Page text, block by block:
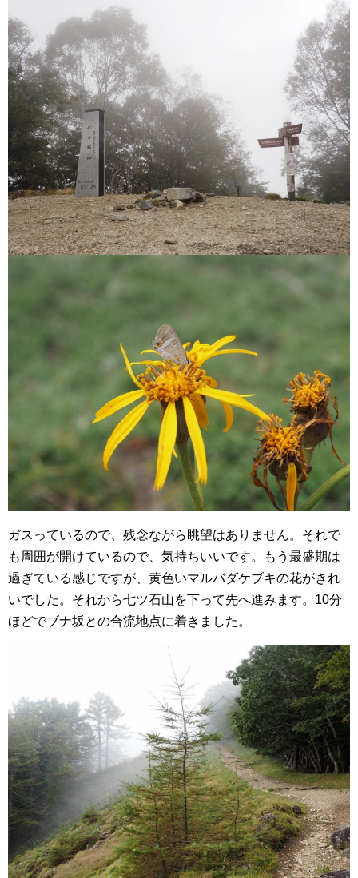
ガスっているので、残念ながら眺望はありません。それで
も周囲が開けているので、気持ちいいです。もう最盛期は
過ぎている感じですが、黄色いマルバダケブキの花がきれ
いでした。それから七ツ石山を下って先へ進みます。10分
ほどでブナ坂との合流地点に着きました。